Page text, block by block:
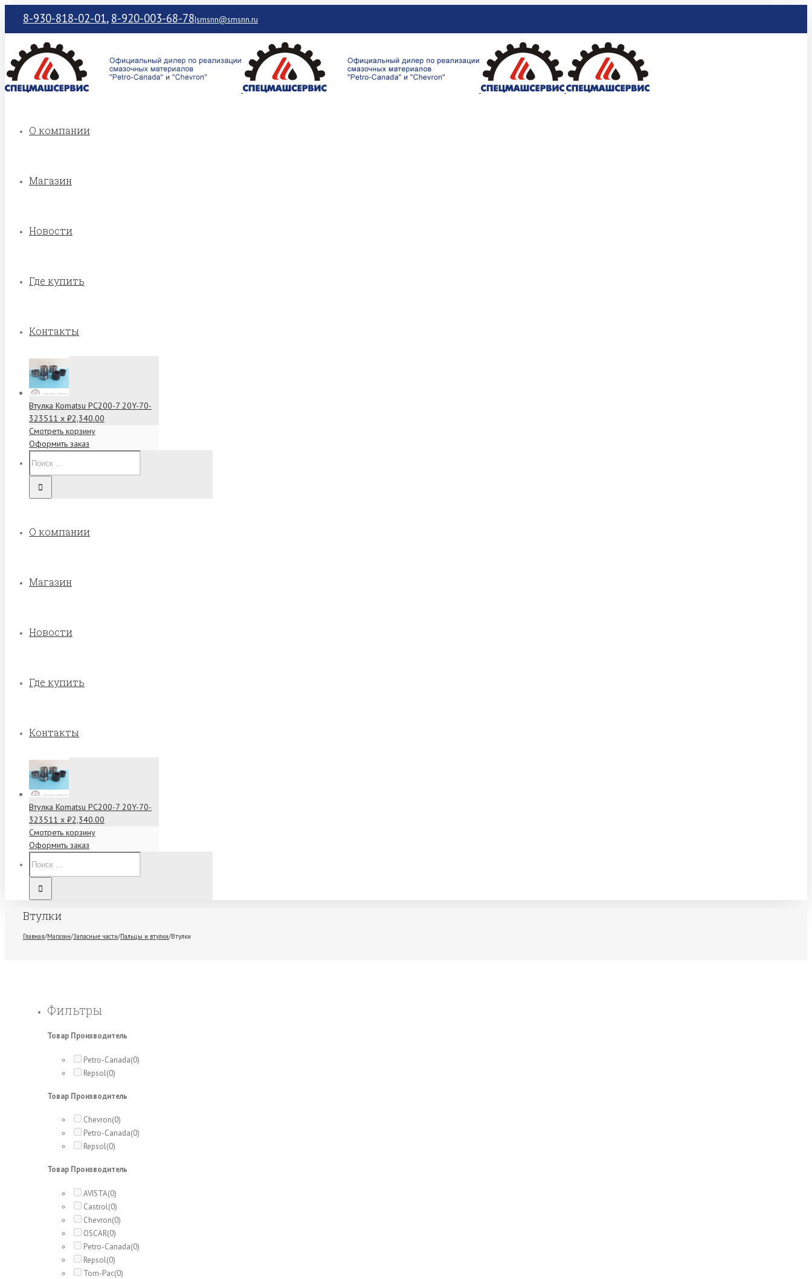
8-930-818-02-01, 8-920-003-68-78|smsnn@smsnn.ru
О компании
Магазин
Новости
Где купить
Контакты
Втулка Komatsu PC200-7 20Y-70-
323511 x ₽2,340.00
Смотреть корзину
Оформить заказ
О компании
Магазин
Новости
Где купить
Контакты
Втулка Komatsu PC200-7 20Y-70-
323511 x ₽2,340.00
Смотреть корзину
Оформить заказ
Втулки
Главная/Магазин/Запасные части/Пальцы и втулки/Втулки
Фильтры
Товар Производитель
Petro-Canada(0)
Repsol(0)
Товар Производитель
Chevron(0)
Petro-Canada(0)
Repsol(0)
Товар Производитель
AVISTA(0)
Castrol(0)
Chevron(0)
OSCAR(0)
Petro-Canada(0)
Repsol(0)
Tom-Pac(0)